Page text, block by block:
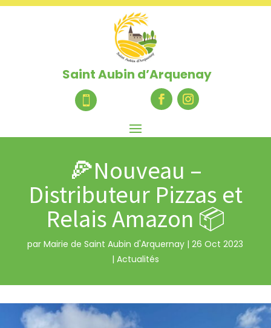
Saint Aubin d’Arquenay

🍕Nouveau –
Distributeur Pizzas et
Relais Amazon 📦
parMairie de Saint Aubin d'Arquernay |26 Oct 2023
| Actualités